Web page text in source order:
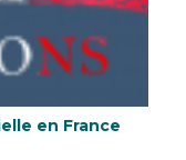
en France